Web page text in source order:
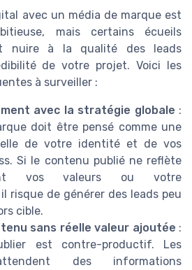
avec un média de marque est
mais certains écueils
nuire à la qualité des leads
de votre projet. Voici les
à surveiller :
avec la stratégie globale :
doit être pensé comme une
de votre identité et de vos
Si le contenu publié ne reflète
vos valeurs ou votre
risque de générer des leads peu
cible.
sans réelle valeur ajoutée :
est contre-productif. Les
des informations